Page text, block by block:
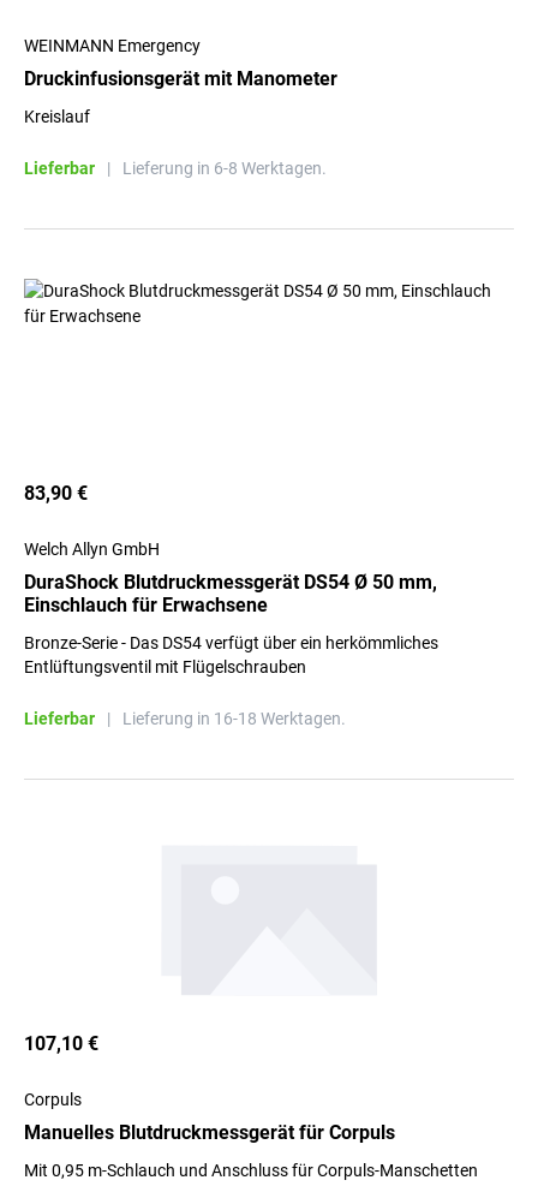
WEINMANN Emergency
Druckinfusionsgerät mit Manometer
Kreislauf
Lieferbar | Lieferung in 6-8 Werktagen.
83,90 €
Welch Allyn GmbH
DuraShock Blutdruckmessgerät DS54 Ø 50 mm,
Einschlauch für Erwachsene
Bronze-Serie - Das DS54 verfügt über ein herkömmliches
Entlüftungsventil mit Flügelschrauben
Lieferbar | Lieferung in 16-18 Werktagen.
107,10 €
Corpuls
Manuelles Blutdruckmessgerät für Corpuls
Mit 0,95 m-Schlauch und Anschluss für Corpuls-Manschetten